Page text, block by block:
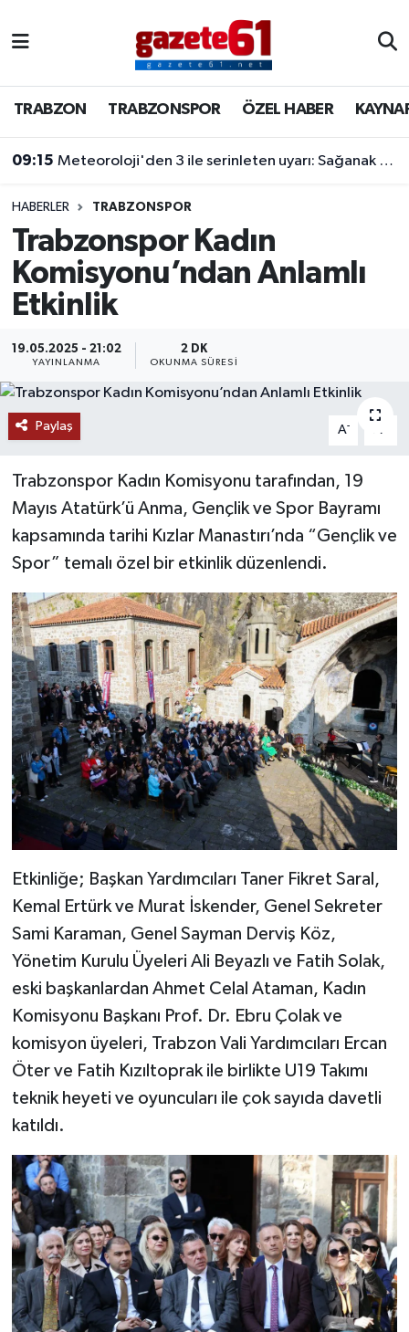
TRABZON TRABZONSPOR ÖZEL HABER
09:15 Meteoroloji'den 3 ile serinleten uyarı: Sağanak yağış ve fırtına geliyor
HABERLER TRABZONSPOR
Trabzonspor Kadın
Komisyonu’ndan Anlamlı
Etkinlik
19.05.2025 - 21:02
YAYINLANMA
2 DK
OKUNMA SÜRESI
Paylaş A- A
Trabzonspor Kadın Komisyonu tarafından, 19
Mayıs Atatürk’ü Anma, Gençlik ve Spor Bayramı
kapsamında tarihi Kızlar Manastırı’nda “Gençlik ve
Spor” temalı özel bir etkinlik düzenlendi.
Etkinliğe; Başkan Yardımcıları Taner Fikret Saral,
Kemal Ertürk ve Murat İskender, Genel Sekreter
Sami Karaman, Genel Sayman Derviş Köz,
Yönetim Kurulu Üyeleri Ali Beyazlı ve Fatih Solak,
eski başkanlardan Ahmet Celal Ataman, Kadın
Komisyonu Başkanı Prof. Dr. Ebru Çolak ve
komisyon üyeleri, Trabzon Vali Yardımcıları Ercan
Öter ve Fatih Kızıltoprak ile birlikte U19 Takımı
teknik heyeti ve oyuncuları ile çok sayıda davetli
katıldı.
TRABZONSPOR
ÖZEL HABER
KAYNAR KAZAN
SİYASET
GÜNDEM
Trabzon Nöbetçi Eczaneler
Trabzon Hava Durumu
Trabzon Namaz Vakitleri
Trabzon Trafik Yoğunluk Haritası
Süper Lig Puan Durumu ve Fikstür
Tüm Manşetler
Son Dakika Haberleri
Haber Arşivi